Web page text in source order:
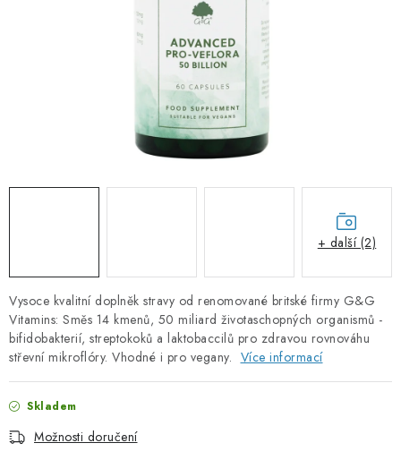
Obchodní podmínky
Podmínky ochrany osobních údajů
Kontakty
Natural Health Store
Slovník pojmů
Mapa serveru
Vysoce kvalitní doplněk stravy od renomované britské firmy G&G
Vitamins: Směs 14 kmenů, 50 miliard životaschopných organismů -
bifidobakterií, streptokoků a laktobaccilů pro zdravou rovnováhu
střevní mikroflóry. Vhodné i pro vegany. Více informací
Skladem
Možnosti doručení
+ další (2)